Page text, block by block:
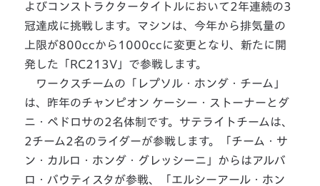
よびコンストラクタータイトルにおいて2年連続の3
冠達成に挑戦します。マシンは、今年から排気量の
上限が800ccから1000ccに変更となり、新たに開
発した「RC213V」で参戦します。
ワークスチームの「レプソル・ホンダ・チーム」
は、昨年のチャンピオン ケーシー・ストーナーとダ
ニ・ペドロサの2名体制です。サテライトチームは、
2チーム2名のライダーが参戦します。「チーム・サ
ン・カルロ・ホンダ・グレッシーニ」からはアルバ
ロ・バウティスタが参戦、「エルシーアール・ホン